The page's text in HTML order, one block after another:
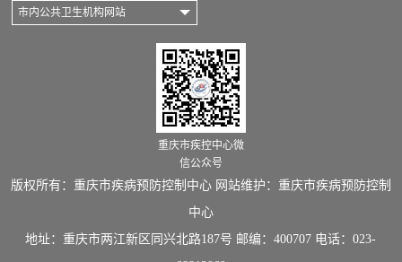
市内公共卫生机构网站
重庆市疾控中心微
信公众号
版权所有：重庆市疾病预防控制中心 网站维护：重庆市疾病预防控制
中心
地址：重庆市两江新区同兴北路187号 邮编：400707 电话：023-